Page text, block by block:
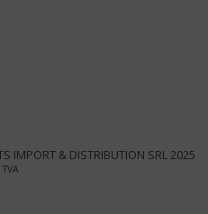
IMPORT & DISTRIBUTION SRL 2025